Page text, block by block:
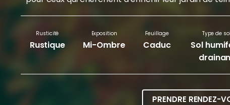
Rusticité
Rustique
Exposition
Mi-Ombre
Feuillage
Caduc
Type de sol
Sol
PRENDRE RENDEZ-